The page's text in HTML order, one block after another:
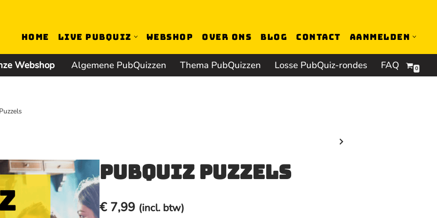
Home Live PubQuiz Webshop Over ons Blog Contact Aanmelden
Webshop Algemene PubQuizzen Thema PubQuizzen Losse PubQuiz-rondes FAQ 0
PubQuiz Puzzels
€7,99 (incl. btw)